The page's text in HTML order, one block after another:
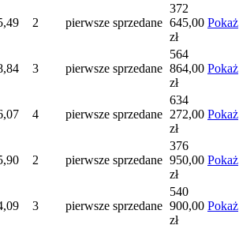
2 pierwsze sprzedane
372
645,00
zł
Pokaż
3 pierwsze sprzedane
564
864,00
zł
Pokaż
4 pierwsze sprzedane
634
272,00
zł
Pokaż
2 pierwsze sprzedane
376
950,00
zł
Pokaż
3 pierwsze sprzedane
540
900,00
zł
Pokaż